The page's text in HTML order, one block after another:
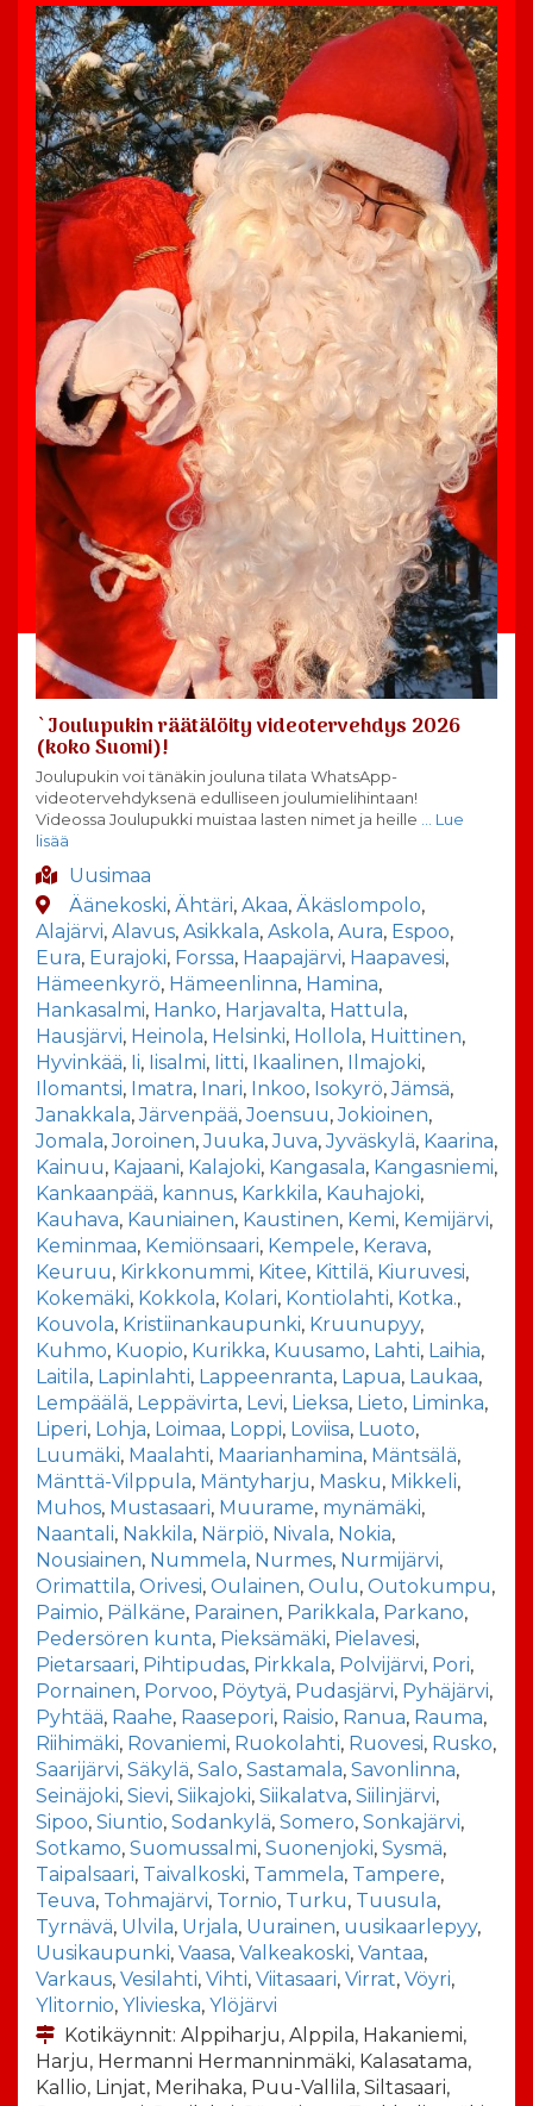
`Joulupukin räätälöity videotervehdys 2026
(koko Suomi)!
Joulupukin voi tänäkin jouluna tilata WhatsApp-
videotervehdyksenä edulliseen joulumielihintaan!
Videossa Joulupukki muistaa lasten nimet ja heille … Lue
lisää
Uusimaa
Äänekoski, Ähtäri, Akaa, Äkäslompolo,
Alajärvi, Alavus, Asikkala, Askola, Aura, Espoo,
Eura, Eurajoki, Forssa, Haapajärvi, Haapavesi,
Hämeenkyrö, Hämeenlinna, Hamina,
Hankasalmi, Hanko, Harjavalta, Hattula,
Hausjärvi, Heinola, Helsinki, Hollola, Huittinen,
Hyvinkää, Ii, Iisalmi, Iitti, Ikaalinen, Ilmajoki,
Ilomantsi, Imatra, Inari, Inkoo, Isokyrö,Jämsä,
Janakkala,Järvenpää,Joensuu,Jokioinen,
Jomala,Joroinen,Juuka,Juva,Jyväskylä, Kaarina,
Kainuu, Kajaani, Kalajoki, Kangasala, Kangasniemi,
Kankaanpää, kannus, Karkkila, Kauhajoki,
Kauhava, Kauniainen, Kaustinen, Kemi, Kemijärvi,
Keminmaa, Kemiönsaari, Kempele, Kerava,
Keuruu, Kirkkonummi, Kitee, Kittilä, Kiuruvesi,
Kokemäki, Kokkola, Kolari, Kontiolahti, Kotka.,
Kouvola, Kristiinankaupunki, Kruunupyy,
Kuhmo, Kuopio, Kurikka, Kuusamo, Lahti, Laihia,
Laitila, Lapinlahti, Lappeenranta, Lapua, Laukaa,
Lempäälä, Leppävirta, Levi, Lieksa, Lieto, Liminka,
Liperi, Lohja, Loimaa, Loppi, Loviisa, Luoto,
Luumäki, Maalahti, Maarianhamina, Mäntsälä,
Mänttä-Vilppula, Mäntyharju, Masku, Mikkeli,
Muhos, Mustasaari, Muurame, mynämäki,
Naantali, Nakkila, Närpiö, Nivala, Nokia,
Nousiainen, Nummela, Nurmes, Nurmijärvi,
Orimattila, Orivesi, Oulainen, Oulu, Outokumpu,
Paimio, Pälkäne, Parainen, Parikkala, Parkano,
Pedersören kunta, Pieksämäki, Pielavesi,
Pietarsaari, Pihtipudas, Pirkkala, Polvijärvi, Pori,
Pornainen, Porvoo, Pöytyä, Pudasjärvi, Pyhäjärvi,
Pyhtää, Raahe, Raasepori, Raisio, Ranua, Rauma,
Riihimäki, Rovaniemi, Ruokolahti, Ruovesi, Rusko,
Saarijärvi, Säkylä, Salo, Sastamala, Savonlinna,
Seinäjoki, Sievi, Siikajoki, Siikalatva, Siilinjärvi,
Sipoo, Siuntio, Sodankylä, Somero, Sonkajärvi,
Sotkamo, Suomussalmi, Suonenjoki, Sysmä,
Taipalsaari, Taivalkoski, Tammela, Tampere,
Teuva, Tohmajärvi, Tornio, Turku, Tuusula,
Tyrnävä, Ulvila, Urjala, Uurainen, uusikaarlepyy,
Uusikaupunki, Vaasa, Valkeakoski, Vantaa,
Varkaus, Vesilahti, Vihti, Viitasaari, Virrat, Vöyri,
Ylitornio, Ylivieska, Ylöjärvi
Kotikäynnit: Alppiharju, Alppila, Hakaniemi,
Harju, Hermanni Hermanninmäki, Kalasatama,
Kallio, Linjat, Merihaka, Puu-Vallila, Siltasaari,